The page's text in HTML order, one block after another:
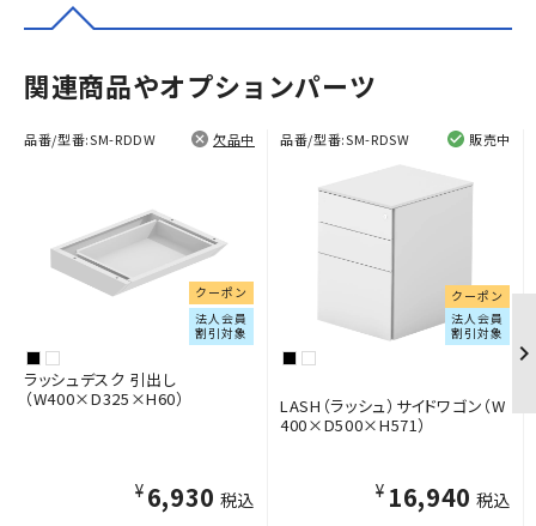
関連商品やオプションパーツ
品番/型番:SM-RDDW 欠品中
クーポン
法人会員
割引対象
ラッシュデスク 引出し
（W400×D325×H60）
¥6,930 税込
品番/型番:SM-RDSW 販売中
クーポン
法人会員
割引対象
LASH（ラッシュ）サイドワゴン（W
400×D500×H571）
¥16,940 税込